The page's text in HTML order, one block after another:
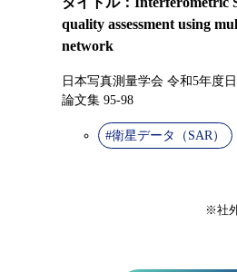
quality assessment using
network
日本写真測量学会 令和5年度
論文集 95-98
#衛星データ（SAR）
※社